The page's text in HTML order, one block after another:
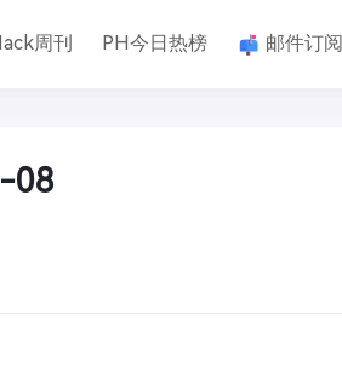
周刊 PH今日热榜 邮件订阅
08